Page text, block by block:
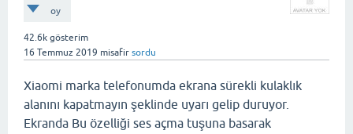
oy
42.6k gösterim
16 Temmuz 2019 misafir sordu
Xiaomi marka telefonumda ekrana sürekli kulaklık
alanını kapatmayın şeklinde uyarı gelip duruyor.
Ekranda Bu özelliği ses açma tuşuna basarak